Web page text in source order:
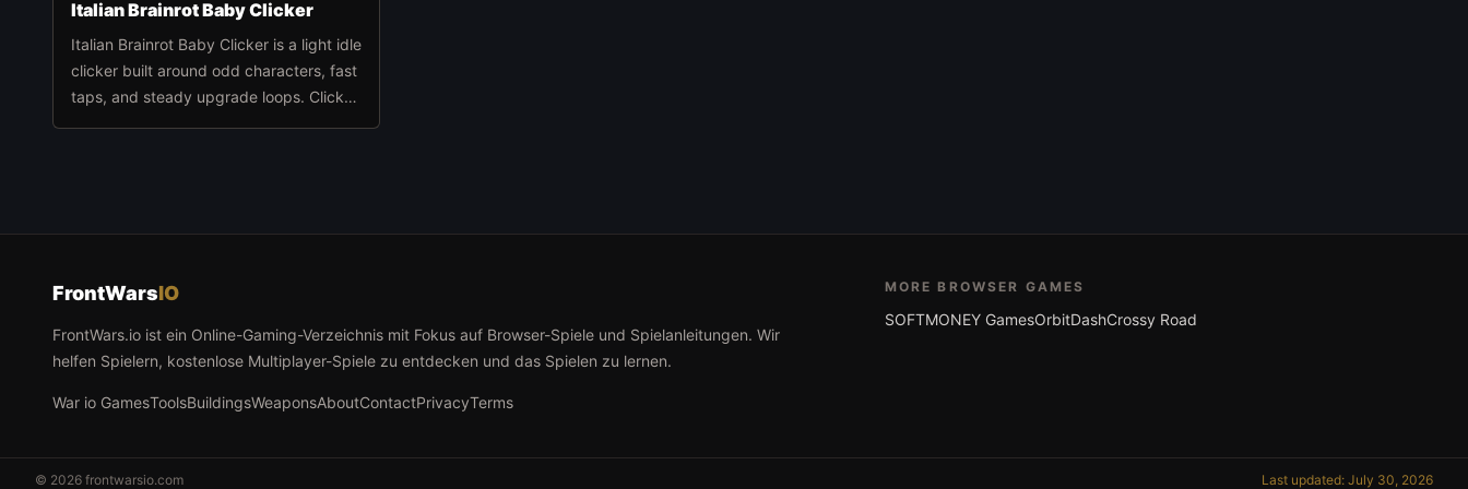
Italian Brainrot Baby Clicker
Italian Brainrot Baby Clicker is a light idle
clicker built around odd characters, fast
taps, and steady upgrade loops. Click
FrontWarsIO
FrontWars.io ist ein Online-Gaming-Verzeichnis mit Fokus auf Browser-Spiele und Spielanleitungen. Wir
helfen Spielern, kostenlose Multiplayer-Spiele zu entdecken und das Spielen zu lernen.
War io GamesToolsBuildingsWeaponsAboutContactPrivacyTerms
MORE BROWSER GAMES
SOFTMONEY GamesOrbitDashCrossy Road
© 2026 frontwarsio.com Last updated: July 30, 2026